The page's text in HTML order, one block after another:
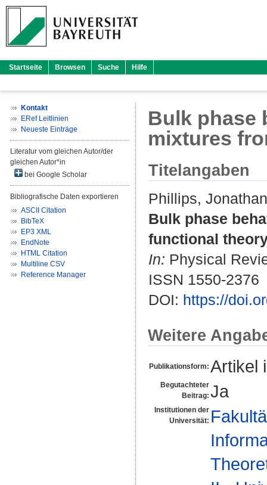
Startseite Browsen Suche Hilfe
Kontakt
ERef Leitlinien
Neueste Einträge
Literatur vom gleichen Autor/der
gleichen Autor*in
bei Google Scholar
Bibliografische Daten exportieren
ASCII Citation
BibTeX
EP3 XML
EndNote
HTML Citation
Multiline CSV
Reference Manager
Bulk phase
mixtures
Titelangaben
Phillips, Jonathan
Bulk phase
functional
In: Physical
ISSN 1550-2376
DOI: https://
Weitere
Publikationsform: Artikel
Begutachteter
Beitrag: Ja
Institutionen der
Universität: